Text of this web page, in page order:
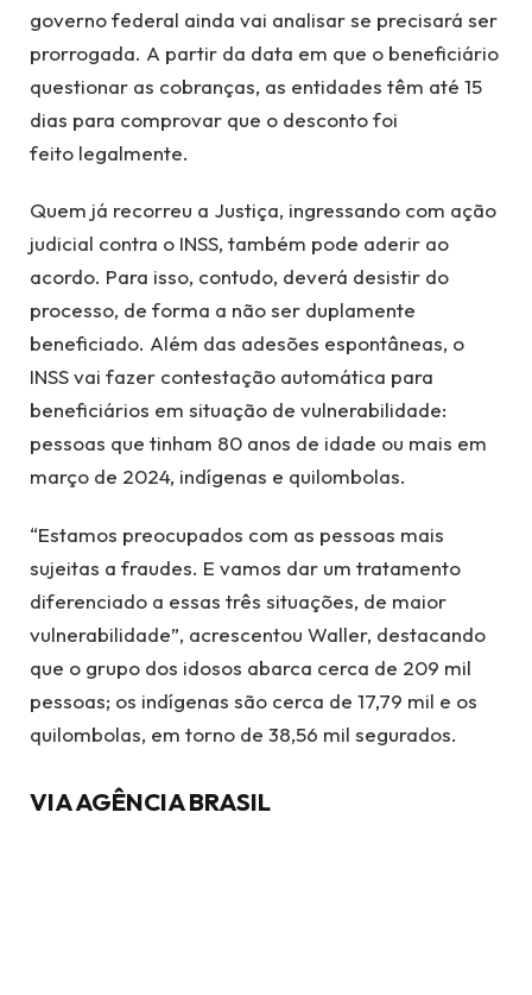
governo federal ainda vai analisar se precisará ser
prorrogada. A partir da data em que o beneficiário
questionar as cobranças, as entidades têm até 15
dias para comprovar que o desconto foi
feito legalmente.
Quem já recorreu a Justiça, ingressando com ação
judicial contra o INSS, também pode aderir ao
acordo. Para isso, contudo, deverá desistir do
processo, de forma a não ser duplamente
beneficiado. Além das adesões espontâneas, o
INSS vai fazer contestação automática para
beneficiários em situação de vulnerabilidade:
pessoas que tinham 80 anos de idade ou mais em
março de 2024, indígenas e quilombolas.
“Estamos preocupados com as pessoas mais
sujeitas a fraudes. E vamos dar um tratamento
diferenciado a essas três situações, de maior
vulnerabilidade”, acrescentou Waller, destacando
que o grupo dos idosos abarca cerca de 209 mil
pessoas; os indígenas são cerca de 17,79 mil e os
quilombolas, em torno de 38,56 mil segurados.
VIA AGÊNCIA BRASIL